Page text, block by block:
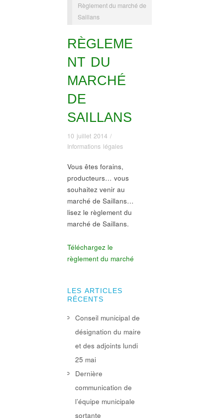
Règlement du marché de
Saillans
RÈGLEME
NT DU
MARCHÉ
DE
SAILLANS
10 juillet 2014/
Informations légales
Vous êtes forains,
producteurs… vous
souhaitez venir au
marché de Saillans…
lisez le règlement du
marché de Saillans.
Téléchargez le
règlement du marché
LES ARTICLES
RÉCENTS
Conseil municipal de
désignation du maire
et des adjoints lundi
25 mai
Dernière
communication de
l’équipe municipale
sortante